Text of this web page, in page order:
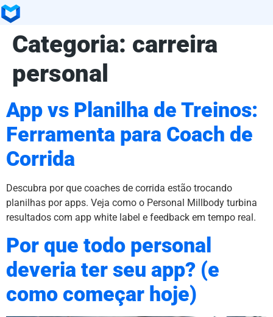
Categoria: carreira
personal
App vs Planilha de Treinos:
Ferramenta para Coach de
Corrida
Descubra por que coaches de corrida estão trocando
planilhas por apps. Veja como o Personal Millbody turbina
resultados com app white label e feedback em tempo real.
Por que todo personal
deveria ter seu app? (e
como começar hoje)